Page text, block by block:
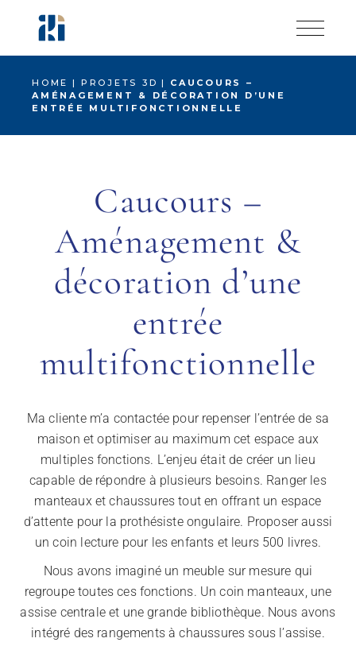
content
HOME PROJETS 3D
CAUCOURS –
AMÉNAGEMENT & DÉCORATION D’UNE
ENTRÉE MULTIFONCTIONNELLE
Caucours –
Aménagement &
décoration d’une
entrée
multifonctionnelle
Ma cliente m’a contactée pour repenser l’entrée de sa
maison et optimiser au maximum cet espace aux
multiples fonctions. L’enjeu était de créer un lieu
capable de répondre à plusieurs besoins. Ranger les
manteaux et chaussures tout en offrant un espace
d’attente pour la prothésiste ongulaire. Proposer aussi
un coin lecture pour les enfants et leurs 500 livres.
Nous avons imaginé un meuble sur mesure qui
regroupe toutes ces fonctions. Un coin manteaux, une
assise centrale et une grande bibliothèque. Nous avons
intégré des rangements à chaussures sous l’assise.